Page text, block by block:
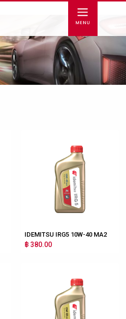
IDEMITSU IRG5 10W-40 MA2
฿ 380.00